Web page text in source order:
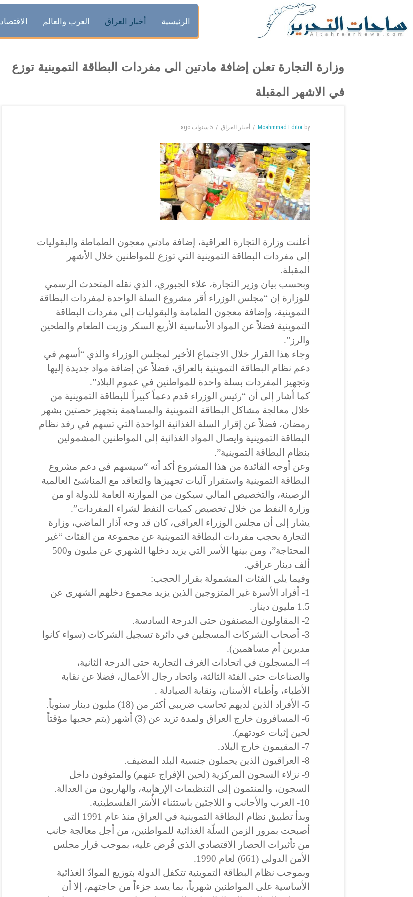
الرئيسية أخبار العراق العرب والعالم الاقتصاد
وزارة التجارة تعلن إضافة مادتين الى مفردات البطاقة التموينية توزع
في الاشهر المقبلة
by
Moahmmad Editor أخبار العراق 5 سنوات ago
أعلنت وزارة التجارة العراقية، إضافة مادتي معجون الطماطة والبقوليات
إلى مفردات البطاقة التموينية التي توزع للمواطنين خلال الأشهر
المقبلة.
وبحسب بيان وزير التجارة، علاء الجبوري، الذي نقله المتحدث الرسمي
للوزارة إن “مجلس الوزراء أقر مشروع السلة الواحدة لمفردات البطاقة
التموينية، وإضافة معجون الطمامة والبقوليات إلى مفردات البطاقة
التموينية فضلاً عن المواد الأساسية الأربع السكر وزيت الطعام والطحين
والرز”.
وجاء هذا القرار خلال الاجتماع الأخير لمجلس الوزراء والذي “أسهم في
دعم نظام البطاقة التموينية بالعراق، فضلاً عن إضافة مواد جديدة إليها
وتجهيز المفردات بسلة واحدة للمواطنين في عموم البلاد”.
كما أشار إلى أن “رئيس الوزراء قدم دعماً كبيراً للبطاقة التموينية من
خلال معالجة مشاكل البطاقة التموينية والمساهمة بتجهيز حصتين بشهر
رمضان، فضلاً عن إقرار السلة الغذائية الواحدة التي تسهم في رفد نظام
البطاقة التموينية وايصال المواد الغذائية إلى المواطنين المشمولين
بنظام البطاقة التموينية”.
وعن أوجه الفائدة من هذا المشروع أكد أنه “سيسهم في دعم مشروع
البطاقة التموينية واستقرار آليات تجهيزها والتعاقد مع المناشئ العالمية
الرصينة، والتخصيص المالي سيكون من الموازنة العامة للدولة او من
وزارة النفط من خلال تخصيص كميات النفط لشراء المفردات”.
يشار إلى أن مجلس الوزراء العراقي، كان قد وجه آذار الماضي، وزارة
التجارة بحجب مفردات البطاقة التموينية عن مجموعة من الفئات “غير
المحتاجة”، ومن بينها الأسر التي يزيد دخلها الشهري عن مليون و500
ألف دينار عراقي.
وفيما يلي الفئات المشمولة بقرار الحجب:
1- أفراد الأسرة غير المتزوجين الذين يزيد مجموع دخلهم الشهري عن
1.5 مليون دينار.
2- المقاولون المصنفون حتى الدرجة السادسة.
3- أصحاب الشركات المسجلين في دائرة تسجيل الشركات (سواء كانوا
مديرين أم مساهمين).
4- المسجلون في اتحادات الغرف التجارية حتى الدرجة الثانية،
والصناعات حتى الفئة الثالثة، واتحاد رجال الأعمال، فضلا عن نقابة
الأطباء، وأطباء الأسنان، ونقابة الصيادلة .
5- الأفراد الذين لديهم تحاسب ضريبي أكثر من (18) مليون دينار سنوياً.
6- المسافرون خارج العراق ولمدة تزيد عن (3) أشهر (يتم حجبها مؤقتاً
لحين إثبات عودتهم).
7- المقيمون خارج البلاد.
8- العراقيون الذين يحملون جنسية البلد المضيف.
9- نزلاء السجون المركزية (لحين الإفراج عنهم) والمتوفون داخل
السجون، والمنتمون إلى التنظيمات الإرهابية، والهاربون من العدالة.
10- العرب والأجانب و اللاجئين باستثناء الأُسَر الفلسطينية.
وبدأ تطبيق نظام البطاقة التموينية في العراق منذ عام 1991 التي
أصبحت بمرور الزمن السلّة الغذائية للمواطنين، من أجل معالجة جانب
من تأثيرات الحصار الاقتصادي الذي فُرض عليه، بموجب قرار مجلس
الأمن الدولي (661) لعام 1990.
وبموجب نظام البطاقة التموينية تتكفل الدولة بتوزيع الموادّ الغذائية
الأساسية على المواطنين شهرياً، بما يسد جزءاً من حاجتهم، إلا أن